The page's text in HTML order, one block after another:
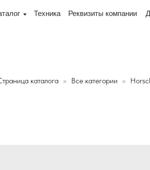
Техника Реквизиты компании Доставка
16, офис № 15 2-й этаж, склад
каталога Все категории